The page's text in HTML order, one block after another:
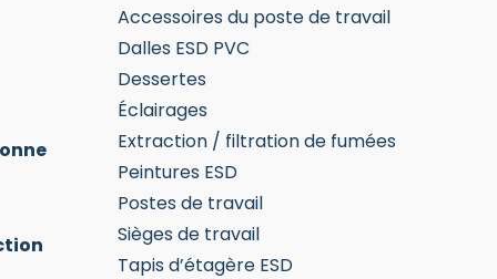
Accessoires du poste de travail
Dalles ESD PVC
Dessertes
Éclairages
Extraction / filtration de fumées
Peintures ESD
Postes de travail
Sièges de travail
Tapis d’étagère ESD